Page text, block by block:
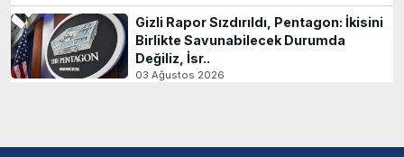
Gizli Rapor Sızdırıldı, Pentagon: İkisini
Birlikte Savunabilecek Durumda
Değiliz, İsr..
03 Ağustos 2026